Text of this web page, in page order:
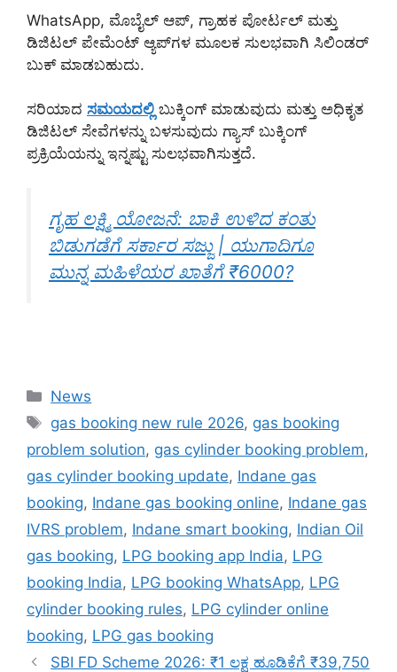
WhatsApp, ಮೊಬೈಲ್ ಆಪ್, ಗ್ರಾಹಕ ಪೋರ್ಟಲ್ ಮತ್ತು
ಡಿಜಿಟಲ್ ಪೇಮೆಂಟ್ ಆ್ಯಪ್‌ಗಳ ಮೂಲಕ ಸುಲಭವಾಗಿ ಸಿಲಿಂಡರ್
ಬುಕ್ ಮಾಡಬಹುದು.
ಸರಿಯಾದ ಸಮಯದಲ್ಲಿ ಬುಕ್ಕಿಂಗ್ ಮಾಡುವುದು ಮತ್ತು ಅಧಿಕೃತ
ಡಿಜಿಟಲ್ ಸೇವೆಗಳನ್ನು ಬಳಸುವುದು ಗ್ಯಾಸ್ ಬುಕ್ಕಿಂಗ್
ಪ್ರಕ್ರಿಯೆಯನ್ನು ಇನ್ನಷ್ಟು ಸುಲಭವಾಗಿಸುತ್ತದೆ.
ಗೃಹ ಲಕ್ಷ್ಮಿ ಯೋಜನೆ: ಬಾಕಿ ಉಳಿದ ಕಂತು
ಬಿಡುಗಡೆಗೆ ಸರ್ಕಾರ ಸಜ್ಜು | ಯುಗಾದಿಗೂ
ಮುನ್ನ ಮಹಿಳೆಯರ ಖಾತೆಗೆ ₹6000?
Categories
News
Tags
gas booking new rule 2026, gas booking
problem solution, gas cylinder booking problem,
gas cylinder booking update, Indane gas
booking, Indane gas booking online, Indane gas
IVRS problem, Indane smart booking, Indian Oil
gas booking, LPG booking app India, LPG
booking India, LPG booking WhatsApp, LPG
cylinder booking rules, LPG cylinder online
booking, LPG gas booking
SBI FD Scheme 2026: ₹1 ಲಕ್ಷ ಹೂಡಿಕೆಗೆ ₹39,750